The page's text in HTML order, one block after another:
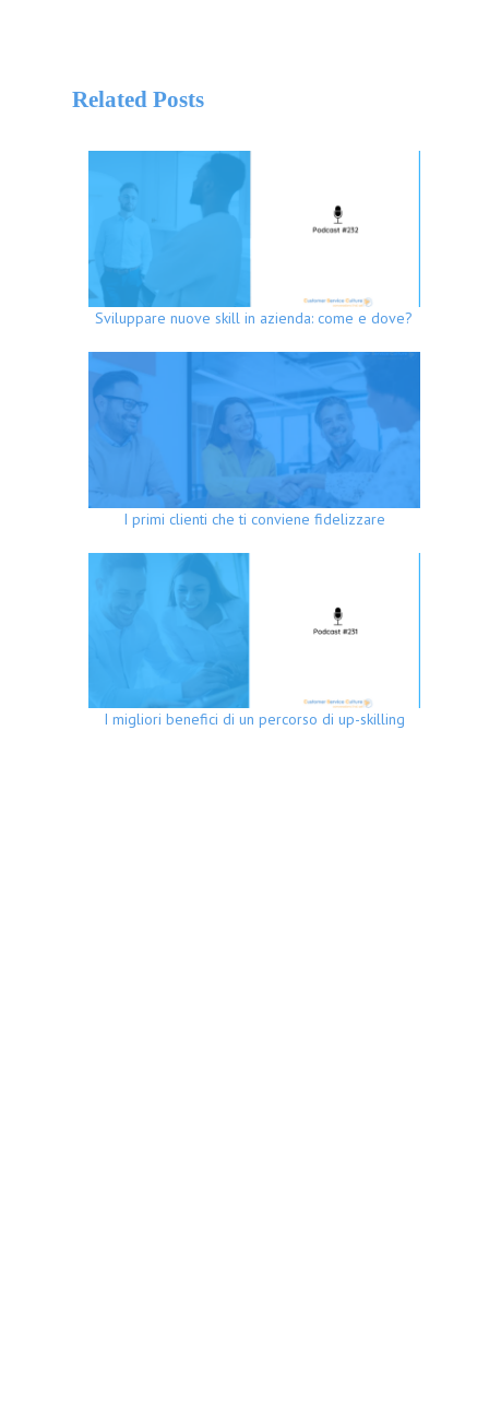
Related Posts
Sviluppare nuove skill in azienda: come e dove?
I primi clienti che ti conviene fidelizzare
I migliori benefici di un percorso di up-skilling